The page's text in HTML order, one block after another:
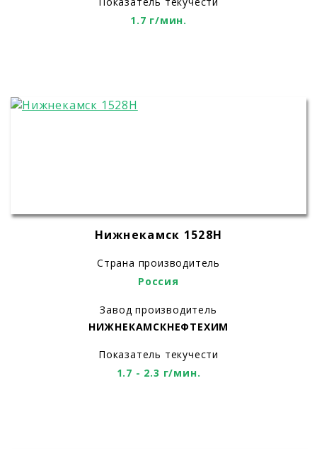
1.7 г/мин.
Нижнекамск 1528H
Страна производитель
Россия
Завод производитель
НИЖНЕКАМСКНЕФТЕХИМ
Показатель текучести
1.7 - 2.3 г/мин.